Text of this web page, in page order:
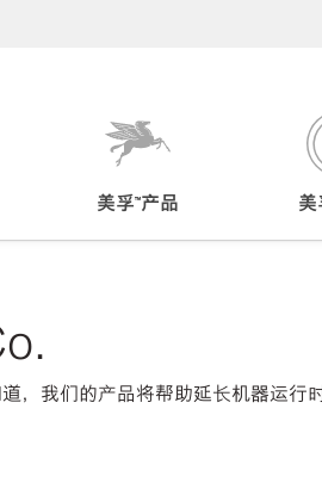
美孚™产品 美
，我们的产品将帮助延长机器运行